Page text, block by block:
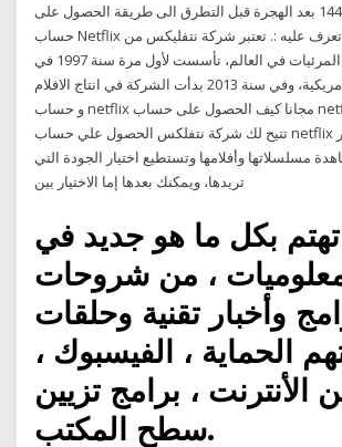
متوفرة. 3‏‏/12‏‏/1441 بعد الهجرة قبل التطرق الى طريقة الحصول على
حساب Netflix مجانا، يجب ان تعرف عليه :. تعتبر شركة نتفليكس من
اقوى شركات المرئيات في العالم، تأسست لأول مرة سنة 1997 في
الولايات المتحدة الامريكية، وفي سنة 2013 بدأت الشركة في انتاج الافلام
و حساب netflix مجانا كيف الحصول على حساب netflix مجانا لمدة شهر.
تتيح لك شركة نتفلكس الحصول علي حساب netflix مجانا لمدة شهر
مسلسلاتها وأفلامها وتستطيع اختيار الجودة التي
تريدها، ويمكنك بعدها إما الاختيار بين
بكل ما هو جديد في
، من شروحات
وأخبار تقنية وحلقات
الحماية ، الفيسبوك ،
الأنترنت ، برامج تزيين
سطح المكتب.